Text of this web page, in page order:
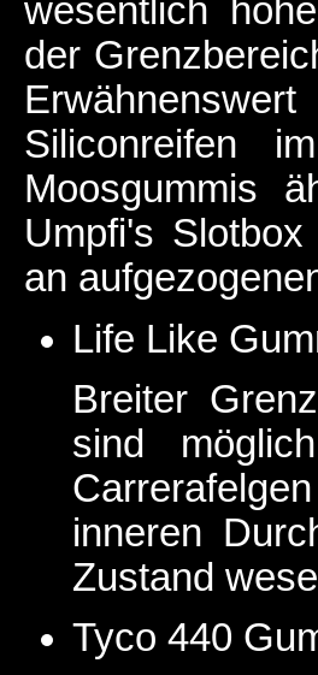
wesentlich
der
Siliconreifen
Moosgummis
Umpfi's
an
Life Like
Breiter
sind
inneren
Zustand
Tyco 440